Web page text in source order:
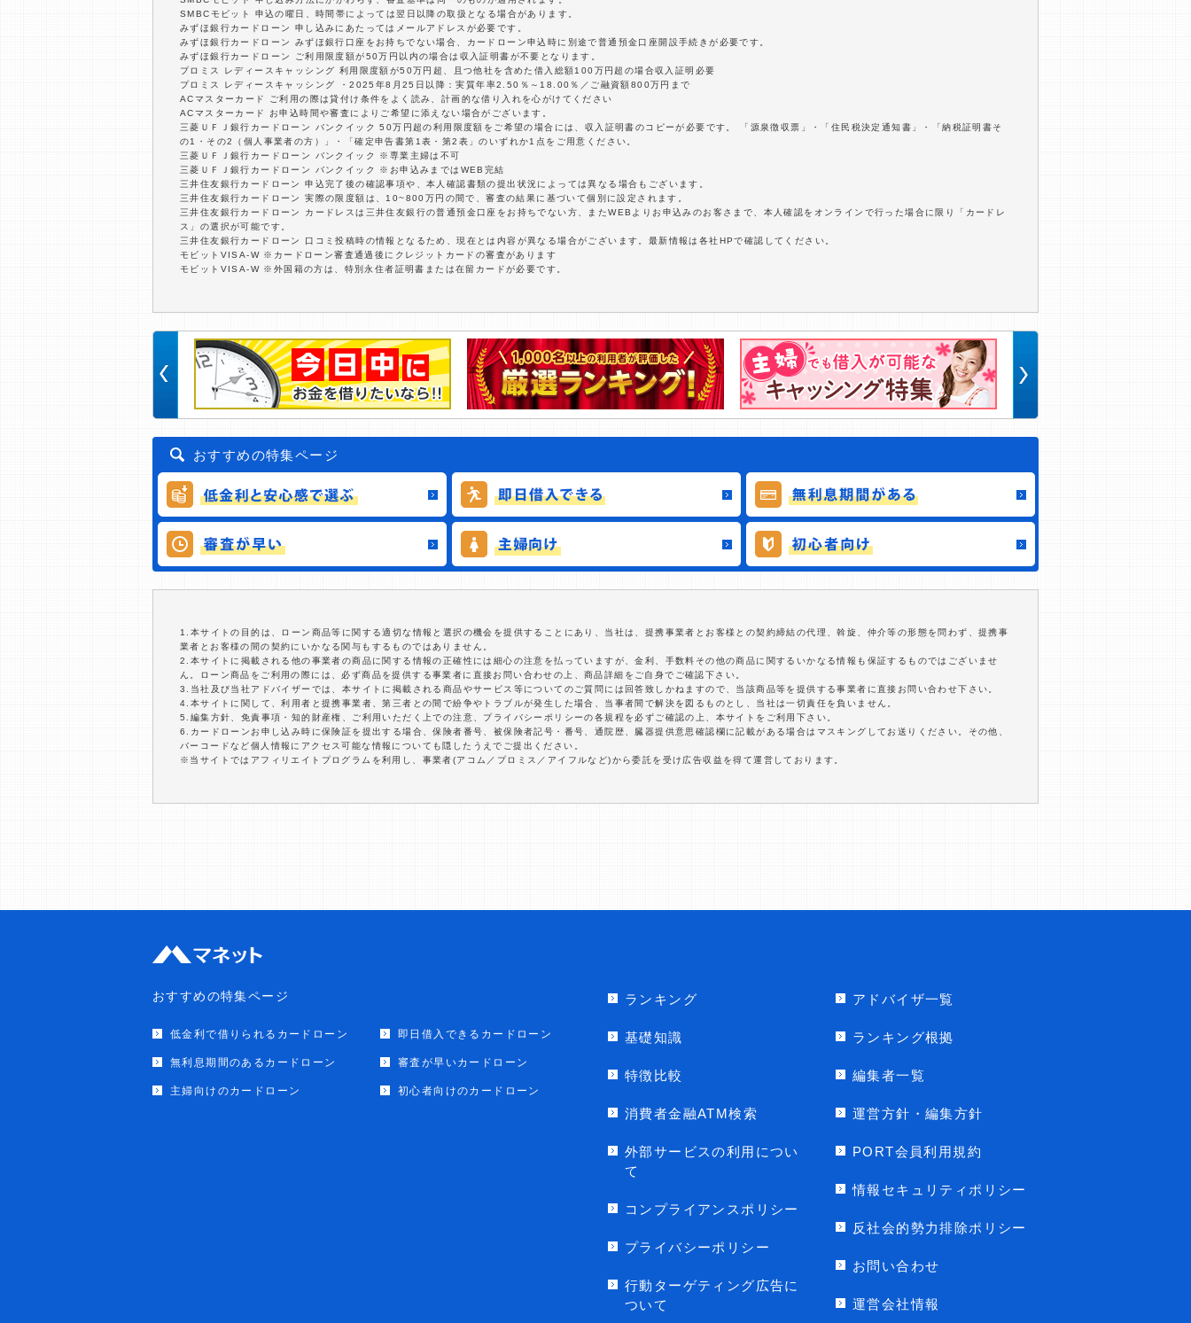
SMBCモビット 申込の曜日、時間帯によっては翌日以降の取扱となる場合があります。
みずほ銀行カードローン 申し込みにあたってはメールアドレスが必要です。
みずほ銀行カードローン みずほ銀行口座をお持ちでない場合、カードローン申込時に別途で普通預金口座開設手続きが必要です。
みずほ銀行カードローン ご利用限度額が50万円以内の場合は収入証明書が不要となります。
プロミス レディースキャッシング 利用限度額が50万円超、且つ他社を含めた借入総額100万円超の場合収入証明必要
プロミス レディースキャッシング ・2025年8月25日以降：実質年率2.50％～18.00％／ご融資額800万円まで
ACマスターカード ご利用の際は貸付け条件をよく読み、計画的な借り入れを心がけてください
ACマスターカード お申込時間や審査によりご希望に添えない場合がございます。
三菱ＵＦＪ銀行カードローン バンクイック 50万円超の利用限度額をご希望の場合には、収入証明書のコピーが必要です。 「源泉徴収票」・「住民税決定通知書」・「納税証明書そ
の1・その2（個人事業者の方）」・「確定申告書第1表・第2表」のいずれか1点をご用意ください。
三菱ＵＦＪ銀行カードローン バンクイック ※専業主婦は不可
三菱ＵＦＪ銀行カードローン バンクイック ※お申込みまではWEB完結
三井住友銀行カードローン 申込完了後の確認事項や、本人確認書類の提出状況によっては異なる場合もございます。
三井住友銀行カードローン 実際の限度額は、10~800万円の間で、審査の結果に基づいて個別に設定されます。
三井住友銀行カードローン カードレスは三井住友銀行の普通預金口座をお持ちでない方、またWEBよりお申込みのお客さまで、本人確認をオンラインで行った場合に限り「カードレ
ス」の選択が可能です。
三井住友銀行カードローン 口コミ投稿時の情報となるため、現在とは内容が異なる場合がございます。最新情報は各社HPで確認してください。
モビットVISA-W ※カードローン審査通過後にクレジットカードの審査があります
モビットVISA-W ※外国籍の方は、特別永住者証明書または在留カードが必要です。
おすすめの特集ページ
1.本サイトの目的は、ローン商品等に関する適切な情報と選択の機会を提供することにあり、当社は、提携事業者とお客様との契約締結の代理、斡旋、仲介等の形態を問わず、提携事
業者とお客様の間の契約にいかなる関与もするものではありません。
2.本サイトに掲載される他の事業者の商品に関する情報の正確性には細心の注意を払っていますが、金利、手数料その他の商品に関するいかなる情報も保証するものではございませ
ん。ローン商品をご利用の際には、必ず商品を提供する事業者に直接お問い合わせの上、商品詳細をご自身でご確認下さい。
3.当社及び当社アドバイザーでは、本サイトに掲載される商品やサービス等についてのご質問には回答致しかねますので、当該商品等を提供する事業者に直接お問い合わせ下さい。
4.本サイトに関して、利用者と提携事業者、第三者との間で紛争やトラブルが発生した場合、当事者間で解決を図るものとし、当社は一切責任を負いません。
5.編集方針、免責事項・知的財産権、ご利用いただく上での注意、プライバシーポリシーの各規程を必ずご確認の上、本サイトをご利用下さい。
6.カードローンお申し込み時に保険証を提出する場合、保険者番号、被保険者記号・番号、通院歴、臓器提供意思確認欄に記載がある場合はマスキングしてお送りください。その他、
バーコードなど個人情報にアクセス可能な情報についても隠したうえでご提出ください。
※当サイトではアフィリエイトプログラムを利用し、事業者(アコム／プロミス／アイフルなど)から委託を受け広告収益を得て運営しております。
おすすめの特集ページ
低金利で借りられるカードローン 即日借入できるカードローン
無利息期間のあるカードローン 審査が早いカードローン
主婦向けのカードローン 初心者向けのカードローン
ランキング
基礎知識
特徴比較
消費者金融ATM検索
外部サービスの利用につい
て
コンプライアンスポリシー
プライバシーポリシー
行動ターゲティング広告に
ついて
アドバイザ一覧
ランキング根拠
編集者一覧
運営方針・編集方針
PORT会員利用規約
情報セキュリティポリシー
反社会的勢力排除ポリシー
お問い合わせ
運営会社情報